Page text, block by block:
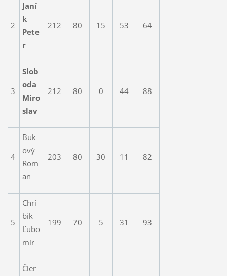
2
Janí
k
Pete
r
212 80 15 53 64
3
Slob
oda
Miro
slav
212 80 0 44 88
4
Buk
ový
Rom
an
203 80 30 11 82
5
Chrí
bik
Ľubo
mír
199 70 5 31 93
Čier